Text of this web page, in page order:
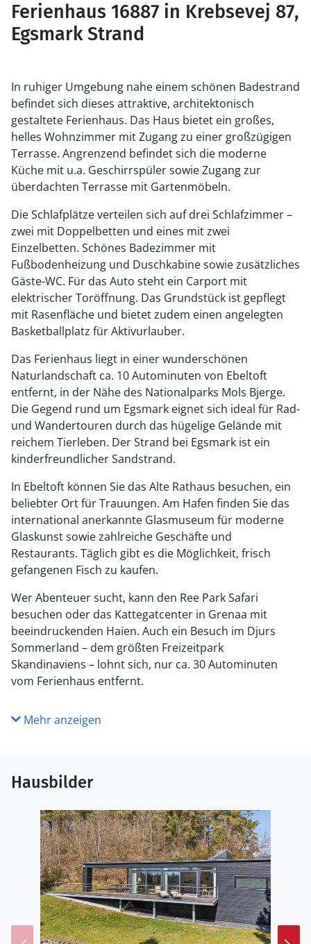
Ferienhaus 16887 in Krebsevej 87,
Egsmark Strand
In ruhiger Umgebung nahe einem schönen Badestrand
befindet sich dieses attraktive, architektonisch
gestaltete Ferienhaus. Das Haus bietet ein großes,
helles Wohnzimmer mit Zugang zu einer großzügigen
Terrasse. Angrenzend befindet sich die moderne
Küche mit u.a. Geschirrspüler sowie Zugang zur
überdachten Terrasse mit Gartenmöbeln.
Die Schlafplätze verteilen sich auf drei Schlafzimmer –
zwei mit Doppelbetten und eines mit zwei
Einzelbetten. Schönes Badezimmer mit
Fußbodenheizung und Duschkabine sowie zusätzliches
Gäste-WC. Für das Auto steht ein Carport mit
elektrischer Toröffnung. Das Grundstück ist gepflegt
mit Rasenfläche und bietet zudem einen angelegten
Basketballplatz für Aktivurlauber.
Das Ferienhaus liegt in einer wunderschönen
Naturlandschaft ca. 10 Autominuten von Ebeltoft
entfernt, in der Nähe des Nationalparks Mols Bjerge.
Die Gegend rund um Egsmark eignet sich ideal für Rad-
und Wandertouren durch das hügelige Gelände mit
reichem Tierleben. Der Strand bei Egsmark ist ein
kinderfreundlicher Sandstrand.
In Ebeltoft können Sie das Alte Rathaus besuchen, ein
beliebter Ort für Trauungen. Am Hafen finden Sie das
international anerkannte Glasmuseum für moderne
Glaskunst sowie zahlreiche Geschäfte und
Restaurants. Täglich gibt es die Möglichkeit, frisch
gefangenen Fisch zu kaufen.
Wer Abenteuer sucht, kann den Ree Park Safari
besuchen oder das Kattegatcenter in Grenaa mit
beeindruckenden Haien. Auch ein Besuch im Djurs
Sommerland – dem größten Freizeitpark
Skandinaviens – lohnt sich, nur ca. 30 Autominuten
vom Ferienhaus entfernt.
Mehr anzeigen
Hausbilder